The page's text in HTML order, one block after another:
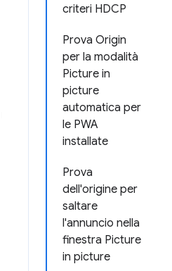
criteri HDCP
Prova Origin
per la modalità
Picture in
picture
automatica per
le PWA
installate
Prova
dell'origine per
saltare
l'annuncio nella
finestra Picture
in picture